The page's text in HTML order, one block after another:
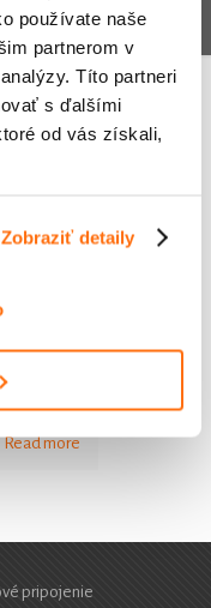
2
Read more
pripojenie
používate naše
partnerom v
Títo partneri
s ďalšími
od vás získali,
Zobraziť detaily